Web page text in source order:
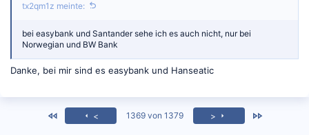
tx2qm1z meinte:
bei easybank und Santander sehe ich es auch nicht, nur bei
Norwegian und BW Bank
Danke, bei mir sind es easybank und Hanseatic
< 1369 von 1379 >